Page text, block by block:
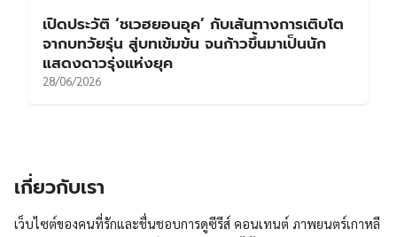
เปิดประวัติ ‘ชเวฮยอนอุค’ กับเส้นทางการเติบโต
จากบทวัยรุ่น สู่บทเข้มข้น จนก้าวขึ้นมาเป็นนัก
แสดงดาวรุ่งแห่งยุค
28/06/2026
เกี่ยวกับเรา
เว็บไซต์ของคนที่รักและชื่นชอบการดูซีรีส์ คอนเทนต์ ภาพยนตร์เกาหลี